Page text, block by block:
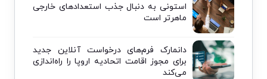
استونی به دنبال جذب استعدادهای خارجی
ماهرتر است
دانمارک فرم‌های درخواست آنلاین جدید
برای مجوز اقامت اتحادیه اروپا را راه‌اندازی
می‌کند